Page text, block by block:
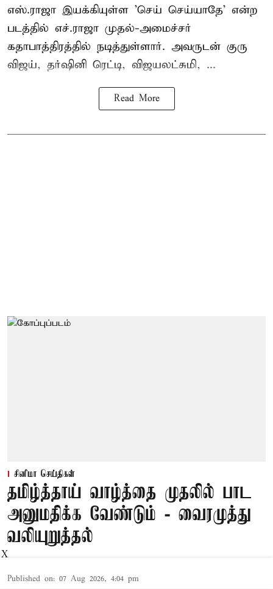
எஸ்.ராஜா இயக்கியுள்ள 'செய் செய்யாதே' என்ற
படத்தில் எச்.ராஜா முதல்-அமைச்சர்
கதாபாத்திரத்தில் நடித்துள்ளார். அவருடன் குரு
விஜய், தர்ஷினி ரெட்டி, விஜயலட்சுமி, ...
Read More
சினிமா செய்திகள்
தமிழ்த்தாய் வாழ்த்தை முதலில் பாட
அனுமதிக்க வேண்டும் - வைரமுத்து
வலியுறுத்தல்
Published on: 07 Aug 2026, 4:04 pm
X